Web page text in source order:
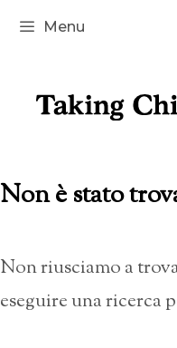
Vai
Menu
Non è stato
Non riusciamo a
eseguire una ricerca